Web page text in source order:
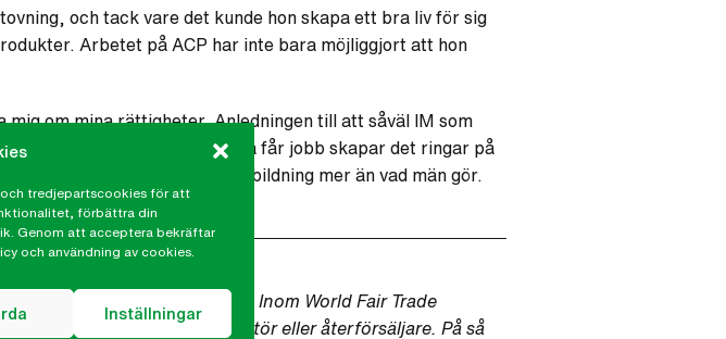
tredjepartscookies för att
förbättra din
Genom att acceptera bekräftar
och användning av cookies.
Inställningar
och tack vare det kunde hon skapa ett bra liv för sig
Arbetet på ACP har inte bara möjliggjort att hon
om mina rättigheter. Anledningen till att såväl IM som
bäst resultat. När en kvinna får jobb skapar det ringar på
och investerar i barnens utbildning mer än vad män gör.
rättigheter och miljö. Inom World Fair Trade
om man är producent, importör eller återförsäljare. På så